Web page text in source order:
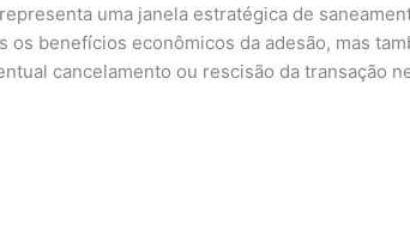
uma janela estratégica de
os benefícios econômicos da adesão, mas
cancelamento ou rescisão da transação